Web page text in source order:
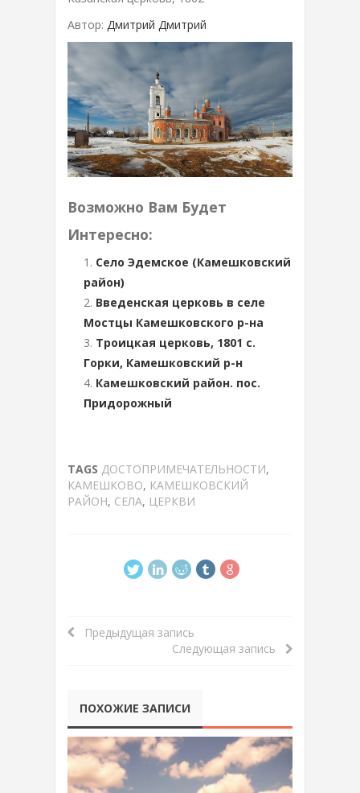
Автор: Дмитрий Дмитрий
Возможно Вам Будет
Интересно:
Село Эдемское (Камешковский
район)
Введенская церковь в селе
Мостцы Камешковского р-на
Троицкая церковь, 1801 с.
Горки, Камешковский р-н
Камешковский район. пос.
Придорожный
TAGS ДОСТОПРИМЕЧАТЕЛЬНОСТИ,
КАМЕШКОВО, КАМЕШКОВСКИЙ
РАЙОН, СЕЛА, ЦЕРКВИ
Предыдущая запись
Следующая запись
ПОХОЖИЕ ЗАПИСИ